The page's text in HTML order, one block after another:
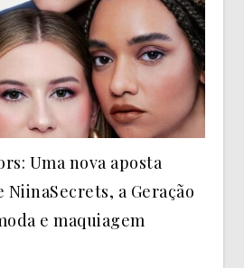
Uma nova aposta
NiinaSecrets, a Geração
e maquiagem